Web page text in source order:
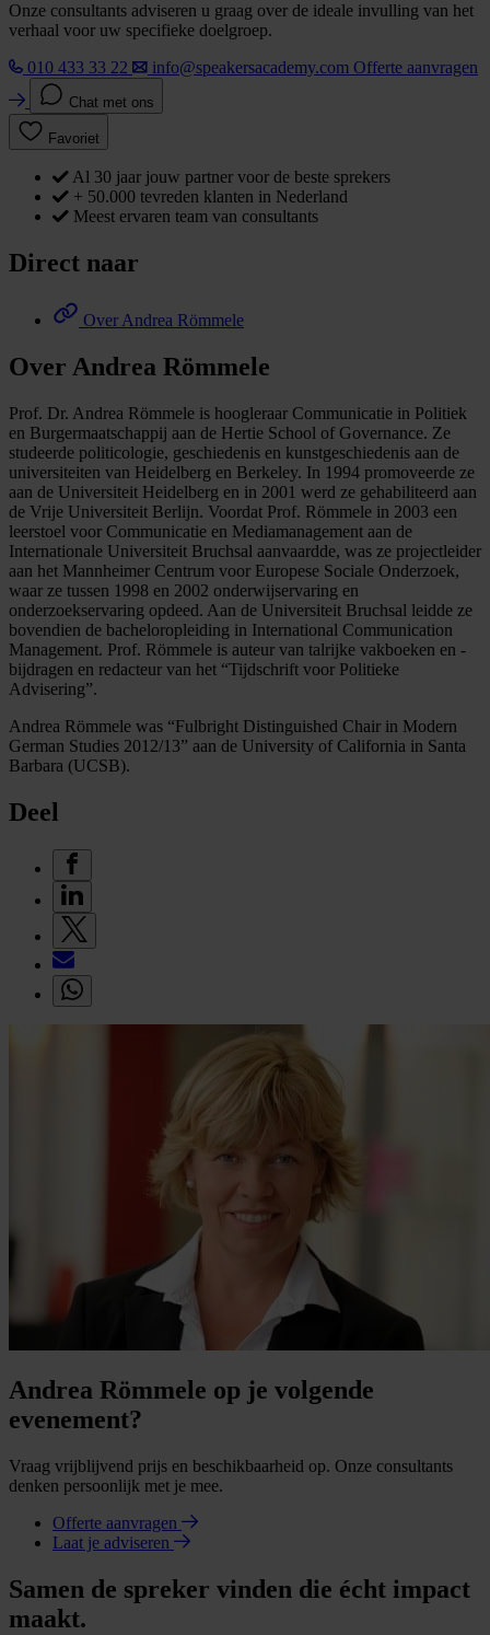
Onze consultants adviseren u graag over de ideale invulling van het
verhaal voor uw specifieke doelgroep.
010 433 33 22
info@speakersacademy.com Offerte aanvragen
Chat met ons
Favoriet
Al 30 jaar jouw partner voor de beste sprekers
+ 50.000 tevreden klanten in Nederland
Meest ervaren team van consultants
Direct naar
Over Andrea Römmele
Over Andrea Römmele
Prof. Dr. Andrea Römmele is hoogleraar Communicatie in Politiek
en Burgermaatschappij aan de Hertie School of Governance. Ze
studeerde politicologie, geschiedenis en kunstgeschiedenis aan de
universiteiten van Heidelberg en Berkeley. In 1994 promoveerde ze
aan de Universiteit Heidelberg en in 2001 werd ze gehabiliteerd aan
de Vrije Universiteit Berlijn. Voordat Prof. Römmele in 2003 een
leerstoel voor Communicatie en Mediamanagement aan de
Internationale Universiteit Bruchsal aanvaardde, was ze projectleider
aan het Mannheimer Centrum voor Europese Sociale Onderzoek,
waar ze tussen 1998 en 2002 onderwijservaring en
onderzoekservaring opdeed. Aan de Universiteit Bruchsal leidde ze
bovendien de bacheloropleiding in International Communication
Management. Prof. Römmele is auteur van talrijke vakboeken en -
bijdragen en redacteur van het “Tijdschrift voor Politieke
Advisering”.
Andrea Römmele was “Fulbright Distinguished Chair in Modern
German Studies 2012/13” aan de University of California in Santa
Barbara (UCSB).
Deel
Andrea Römmele op je volgende
evenement?
Vraag vrijblijvend prijs en beschikbaarheid op. Onze consultants
denken persoonlijk met je mee.
Offerte aanvragen
Laat je adviseren
Samen de spreker vinden die écht impact
maakt.